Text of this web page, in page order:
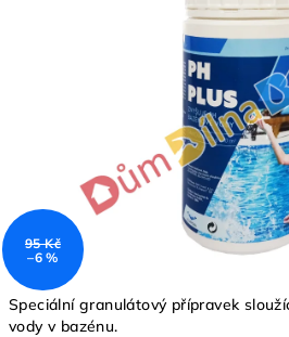
Speciální granulátový přípravek
vody v bazénu.
hvězdiček.
95 Kč
–6 %